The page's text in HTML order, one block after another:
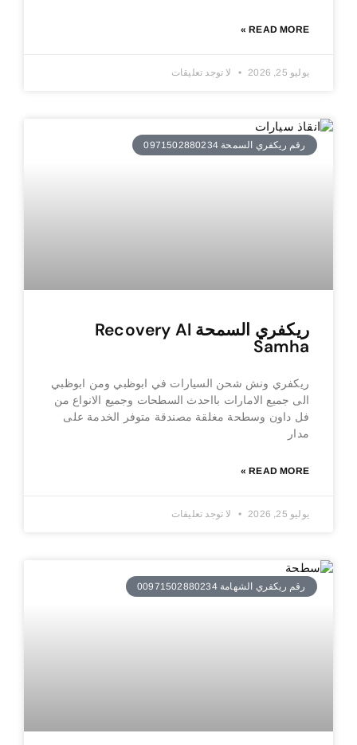
READ MORE »
يوليو 25, 2026 لا توجد تعليقات
رقم ريكفري السمحة 0971502880234
ريكفري السمحة Recovery Al
Samha
ريكفري ونش شحن السيارات في ابوظبي ومن ابوظبي
الى جميع الامارات بااحدث السطحات وجميع الانواع من
فل داون وسطحة مغلقة مصندقة متوفر الخدمة على
مدار
READ MORE »
يوليو 25, 2026 لا توجد تعليقات
رقم ريكفري الشهامة 00971502880234